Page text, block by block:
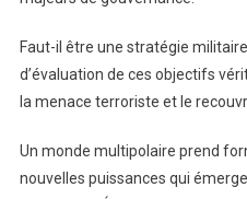
Faut-il être une stratégie
d’évaluation de ces objectifs
la menace terroriste et le
Un monde multipolaire prend
nouvelles puissances qui